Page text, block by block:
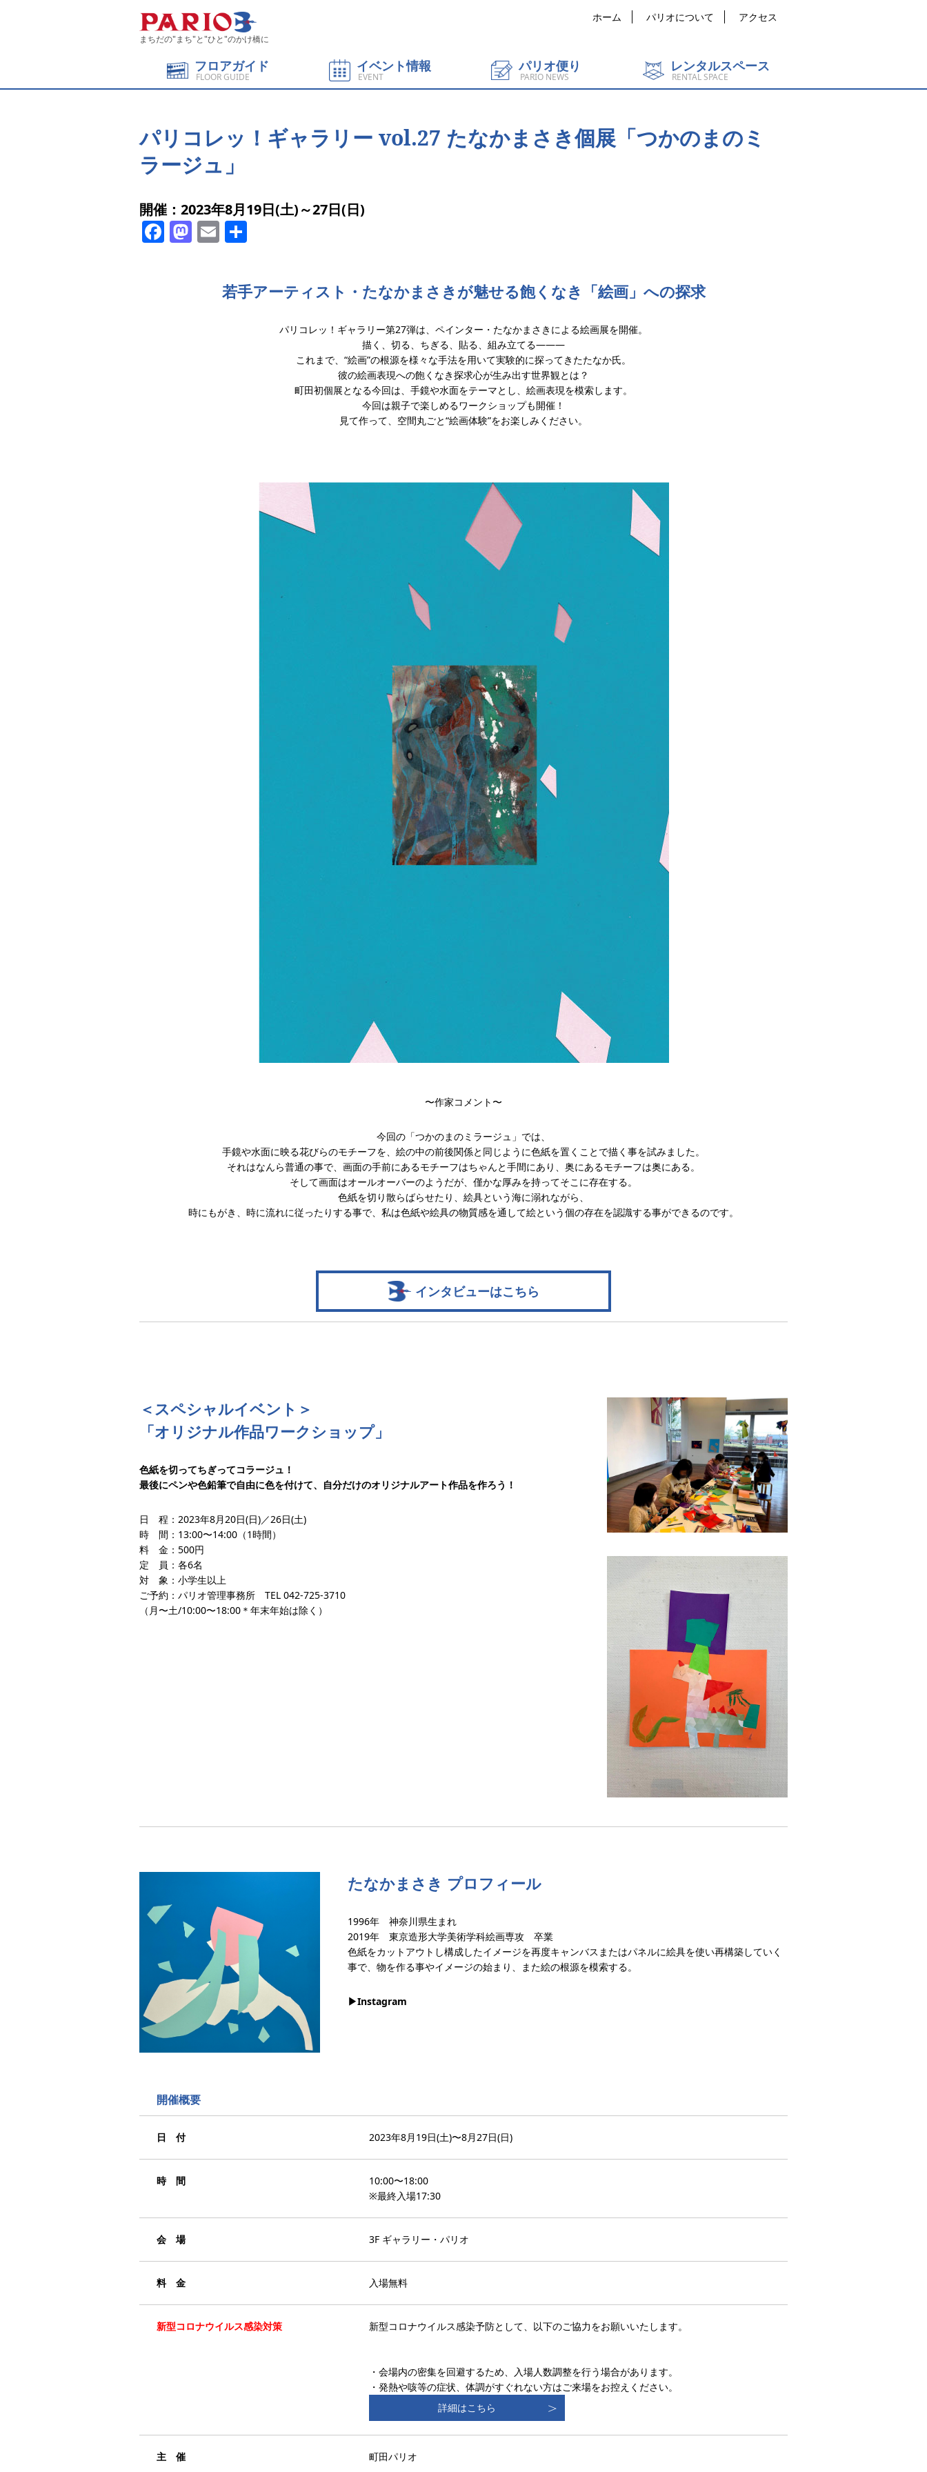
まちだの"まち"と"ひと"のかけ橋に
ホーム パリオについて アクセス
フロアガイド
FLOOR GUIDE
イベント情報
EVENT
パリオ便り
PARIO NEWS
レンタルスペース
RENTAL SPACE
パリコレッ！ギャラリー vol.27 たなかまさき個展「つかのまのミ
ラージュ」
開催：2023年8月19日(土)～27日(日)
Facebook
Mastodon
Email
若手アーティスト・たなかまさきが魅せる飽くなき「絵画」への探求
パリコレッ！ギャラリー第27弾は、ペインター・たなかまさきによる絵画展を開催。
描く、切る、ちぎる、貼る、組み立てる———
これまで、“絵画”の根源を様々な手法を用いて実験的に探ってきたたなか氏。
彼の絵画表現への飽くなき探求心が生み出す世界観とは？
町田初個展となる今回は、手鏡や水面をテーマとし、絵画表現を模索します。
今回は親子で楽しめるワークショップも開催！
見て作って、空間丸ごと“絵画体験”をお楽しみください。
〜作家コメント〜
今回の「つかのまのミラージュ」では、
手鏡や水面に映る花びらのモチーフを、絵の中の前後関係と同じように色紙を置くことで描く事を試みました。
それはなんら普通の事で、画面の手前にあるモチーフはちゃんと手間にあり、奥にあるモチーフは奥にある。
そして画面はオールオーバーのようだが、僅かな厚みを持ってそこに存在する。
色紙を切り散らばらせたり、絵具という海に溺れながら、
時にもがき、時に流れに従ったりする事で、私は色紙や絵具の物質感を通して絵という個の存在を認識する事ができるのです。
インタビューはこちら
＜スペシャルイベント＞
「オリジナル作品ワークショップ」
色紙を切ってちぎってコラージュ！
最後にペンや色鉛筆で自由に色を付けて、自分だけのオリジナルアート作品を作ろう！
日 程：2023年8月20日(日)／26日(土)
時 間：13:00〜14:00（1時間）
料 金：500円
定 員：各6名
対 象：小学生以上
ご予約：パリオ管理事務所 TEL 042-725-3710
（月〜土/10:00〜18:00＊年末年始は除く）
たなかまさき プロフィール
1996年 神奈川県生まれ
2019年 東京造形大学美術学科絵画専攻 卒業
色紙をカットアウトし構成したイメージを再度キャンバスまたはパネルに絵具を使い再構築していく
事で、物を作る事やイメージの始まり、また絵の根源を模索する。
▶︎Instagram
開催概要
日 付 2023年8月19日(土)〜8月27日(日)
時 間
10:00〜18:00
※最終入場17:30
会 場 3F ギャラリー・パリオ
料 金 入場無料
新型コロナウイルス感染対策 新型コロナウイルス感染予防として、以下のご協力をお願いいたします。
・会場内の密集を回避するため、入場人数調整を行う場合があります。
・発熱や咳等の症状、体調がすぐれない方はご来場をお控えください。
詳細はこちら
主 催 町田パリオ